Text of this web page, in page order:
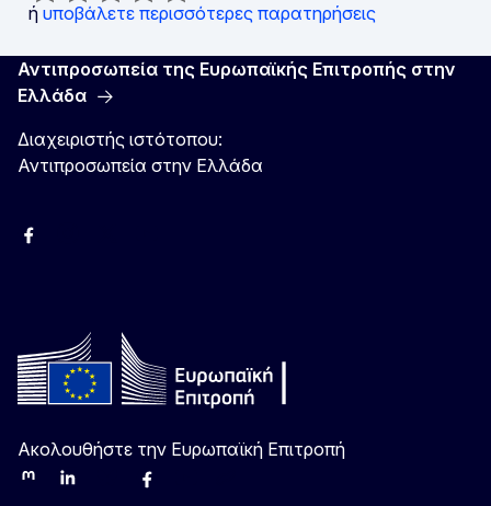
ή υποβάλετε περισσότερες παρατηρήσεις
Αντιπροσωπεία της Ευρωπαϊκής Επιτροπής στην
Ελλάδα
Διαχειριστής ιστότοπου:
Αντιπροσωπεία στην Ελλάδα
Facebook
Ακολουθήστε την Ευρωπαϊκή Επιτροπή
MastodonLinkedInBlueskyFacebook